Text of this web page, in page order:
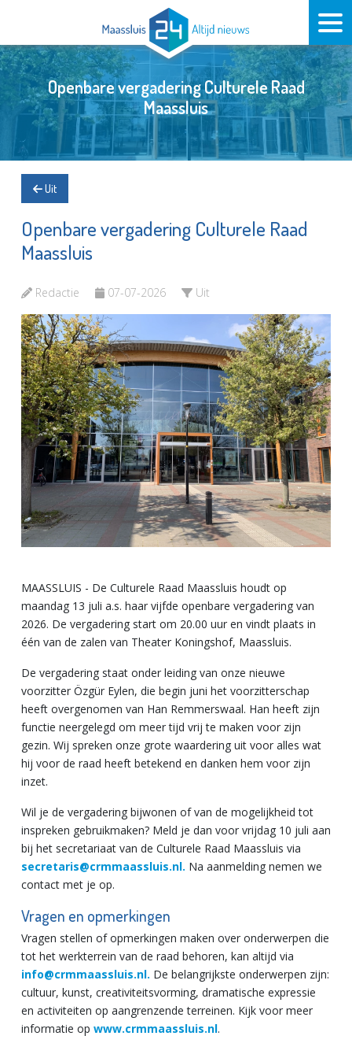
Openbare vergadering Culturele Raad
Maassluis
Uit
Openbare vergadering Culturele Raad
Maassluis
Redactie 07-07-2026 Uit
MAASSLUIS - De Culturele Raad Maassluis houdt op
maandag 13 juli a.s. haar vijfde openbare vergadering van
2026. De vergadering start om 20.00 uur en vindt plaats in
één van de zalen van Theater Koningshof, Maassluis.
De vergadering staat onder leiding van onze nieuwe
voorzitter Özgür Eylen, die begin juni het voorzitterschap
heeft overgenomen van Han Remmerswaal. Han heeft zijn
functie neergelegd om meer tijd vrij te maken voor zijn
gezin. Wij spreken onze grote waardering uit voor alles wat
hij voor de raad heeft betekend en danken hem voor zijn
inzet.
Wil je de vergadering bijwonen of van de mogelijkheid tot
inspreken gebruikmaken? Meld je dan voor vrijdag 10 juli aan
bij het secretariaat van de Culturele Raad Maassluis via
secretaris@crmmaassluis.nl. Na aanmelding nemen we
contact met je op.
Vragen en opmerkingen
Vragen stellen of opmerkingen maken over onderwerpen die
tot het werkterrein van de raad behoren, kan altijd via
info@crmmaassluis.nl. De belangrijkste onderwerpen zijn:
cultuur, kunst, creativiteitsvorming, dramatische expressie
en activiteiten op aangrenzende terreinen. Kijk voor meer
informatie op www.crmmaassluis.nl.